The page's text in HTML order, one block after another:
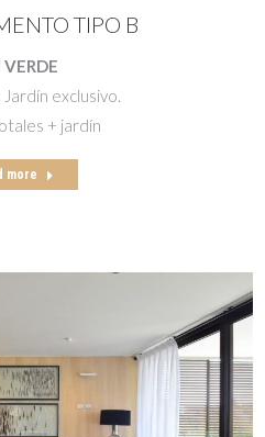
TIPO B
VERDE
Jardín exclusivo.
+ jardín
more